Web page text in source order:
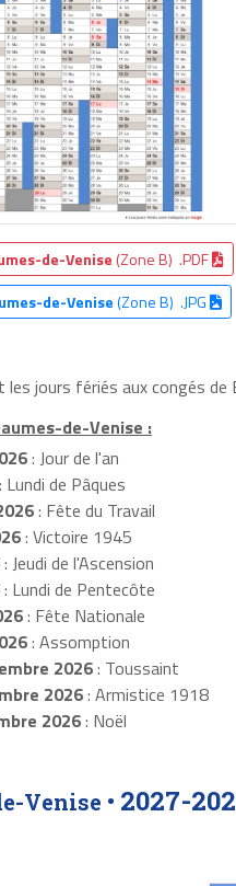
de-Venise (Zone B) .PDF
de-Venise(Zone B) .JPG
les jours fériés aux congés
de-Venise :
: Jour de l'an
de Pâques
: Fête du Travail
: Victoire 1945
: Jeudi de l'Ascension
: Lundi de Pentecôte
: Fête Nationale
: Assomption
2026: Toussaint
2026: Armistice 1918
2026: Noël
Venise • 2027-